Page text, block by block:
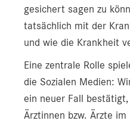
gesichert sagen zu
tatsächlich mit der
und wie die Krankheit
Eine zentrale Rolle
die Sozialen Medien:
ein neuer Fall
Ärztinnen bzw. Ärzte